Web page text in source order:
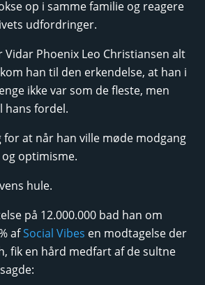
op i samme familie og reagere
udfordringer.
Vidar Phoenix Leo Christiansen alt
han til den erkendelse, at han i
ikke var som de fleste, men
hans fordel.
for at når han ville møde modgang
optimisme.
hule.
på 12.000.000 bad han om
afSocial Vibes en modtagelse der
fik en hård medfart af de sultne